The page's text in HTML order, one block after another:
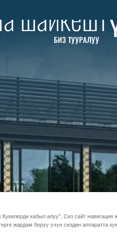
БИЗ ТУУРАЛУУ
кабыл алуу", Сиз сайт навигация
жардам берүү үчүн сиздин аппаратта